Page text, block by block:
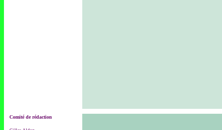
Comité de rédaction